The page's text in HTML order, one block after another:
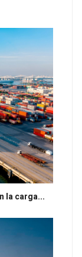
la carga...